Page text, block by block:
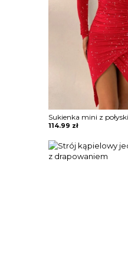
114.99 zł